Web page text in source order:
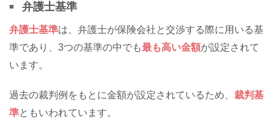
弁護士基準
弁護士基準は、弁護士が保険会社と交渉する際に用いる基
準であり、3つの基準の中でも最も高い金額が設定されて
います。
過去の裁判例をもとに金額が設定されているため、 裁判基
準ともいわれています。